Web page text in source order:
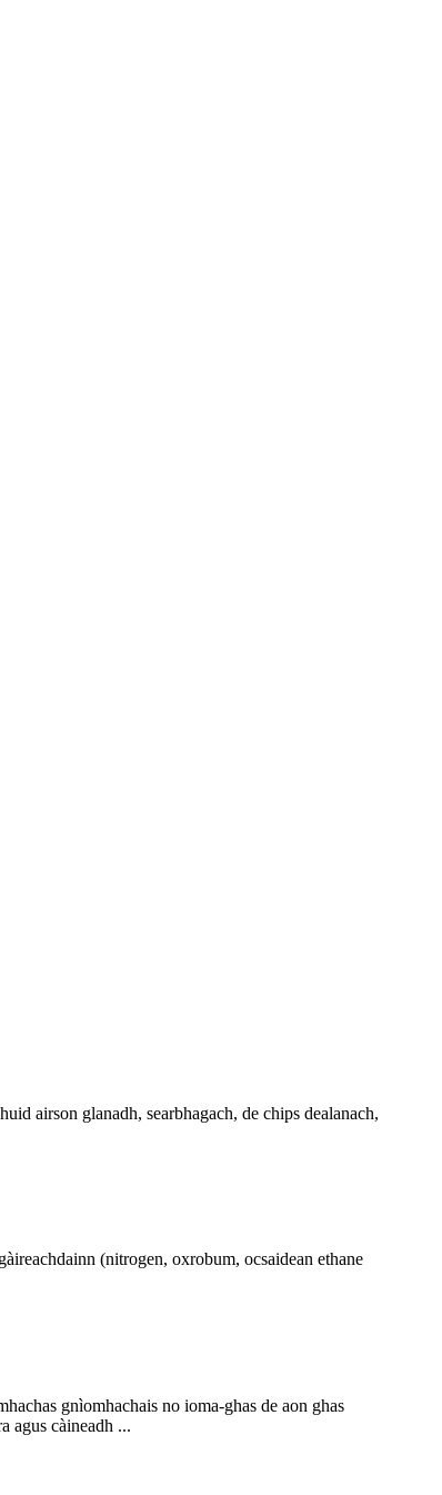
airson glanadh, searbhagach, de chips dealanach,
(nitrogen, oxrobum, ocsaidean ethane
gnìomhachais no ioma-ghas de aon ghas
agus càineadh ...